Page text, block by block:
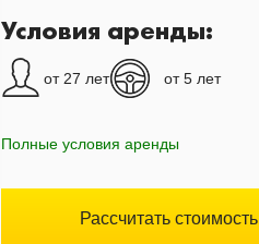
Условия аренды:
от 27 лет от 5 лет
Полные условия аренды
Рассчитать стоимость